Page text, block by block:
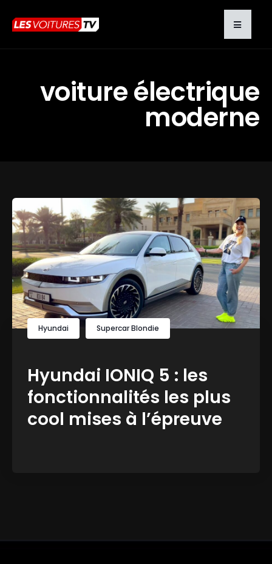
voiture électrique
moderne
Hyundai Supercar Blondie
Hyundai IONIQ 5 : les
fonctionnalités les plus
cool mises à l’épreuve